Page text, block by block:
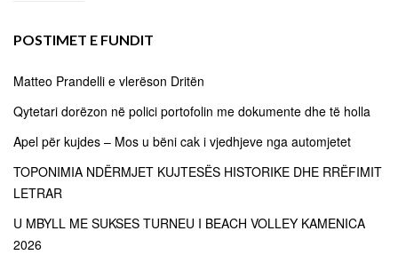
POSTIMET E FUNDIT
Matteo Prandelli e vlerëson Dritën
Qytetari dorëzon në polici portofolin me dokumente dhe të holla
Apel për kujdes – Mos u bëni cak i vjedhjeve nga automjetet
TOPONIMIA NDËRMJET KUJTESËS HISTORIKE DHE RRËFIMIT
LETRAR
U MBYLL ME SUKSES TURNEU I BEACH VOLLEY KAMENICA
2026